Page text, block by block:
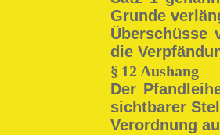
Grunde
Überschüsse
die
§ 12 Aushang
Der
sichtbarer
Verordnung